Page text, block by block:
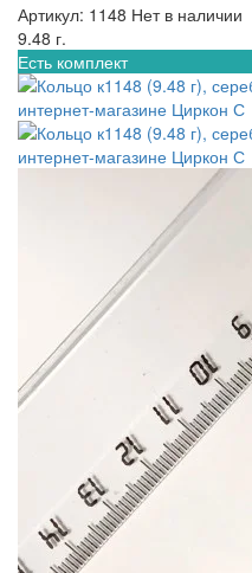
Артикул: 1148 Нет в наличии
9.48 г.
Есть комплект